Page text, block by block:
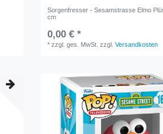
Sorgenfresser - Sesamstrasse Elmo
cm
0,00 € *
*zzgl. ges. MwSt. zzgl.Versandkosten